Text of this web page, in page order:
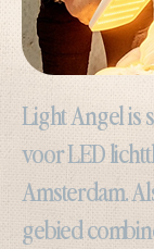
Light Angel is
voor LED
Amsterdam.
gebied